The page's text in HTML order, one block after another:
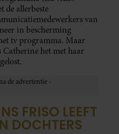
de allerbeste
van
in bescherming
tv programma. Maar
Catherine het met haar
FRISO LEEFT
DOCHTERS